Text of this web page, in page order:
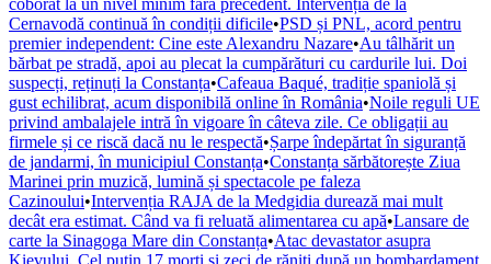
coborât la un nivel minim fără precedent. Intervenția de la
Cernavodă continuă în condiții dificile•PSD și PNL, acord pentru
premier independent: Cine este Alexandru Nazare•Au tâlhărit un
bărbat pe stradă, apoi au plecat la cumpărături cu cardurile lui. Doi
suspecți, reținuți la Constanța•Cafeaua Baqué, tradiție spaniolă și
gust echilibrat, acum disponibilă online în România•Noile reguli UE
privind ambalajele intră în vigoare în câteva zile. Ce obligații au
firmele și ce riscă dacă nu le respectă•Șarpe îndepărtat în siguranță
de jandarmi, în municipiul Constanța•Constanța sărbătorește Ziua
Marinei prin muzică, lumină și spectacole pe faleza
Cazinoului•Intervenția RAJA de la Medgidia durează mai mult
decât era estimat. Când va fi reluată alimentarea cu apă•Lansare de
carte la Sinagoga Mare din Constanța•Atac devastator asupra
Kievului. Cel puțin 17 morți și zeci de răniți după un bombardament